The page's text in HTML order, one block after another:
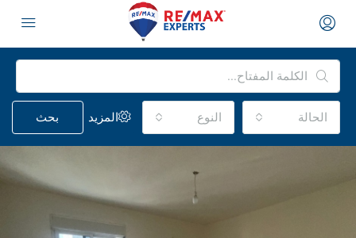
الحالة النوع المزيد بحث